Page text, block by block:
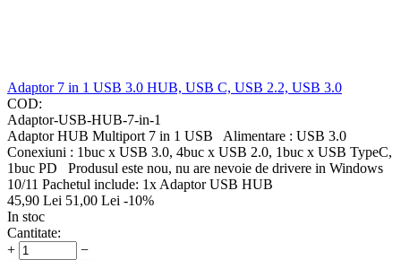
Adaptor 7 in 1 USB 3.0 HUB, USB C, USB 2.2, USB 3.0
COD:
Adaptor-USB-HUB-7-in-1
Adaptor HUB Multiport 7 in 1 USB Alimentare : USB 3.0
Conexiuni : 1buc x USB 3.0, 4buc x USB 2.0, 1buc x USB TypeC,
1buc PD Produsul este nou, nu are nevoie de drivere in Windows
10/11 Pachetul include: 1x Adaptor USB HUB
45,90 Lei 51,00 Lei -10%
In stoc
Cantitate:
+
−